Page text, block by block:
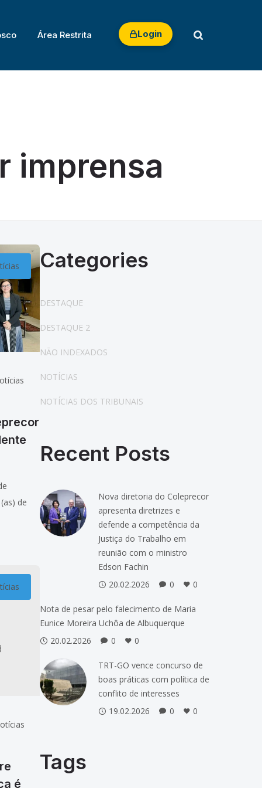
Área Restrita Login
imprensa
de
é
Categories
DESTAQUE
DESTAQUE 2
NÃO INDEXADOS
NOTÍCIAS
NOTÍCIAS DOS TRIBUNAIS
Recent Posts
Nova diretoria do Coleprecor
apresenta diretrizes e
defende a competência da
Justiça do Trabalho em
reunião com o ministro
Edson Fachin
20.02.2026
0 0
Nota de pesar pelo falecimento de Maria
Eunice Moreira Uchôa de Albuquerque
20.02.2026
0 0
TRT-GO vence concurso de
boas práticas com política de
conflito de interesses
19.02.2026
0 0
Tags